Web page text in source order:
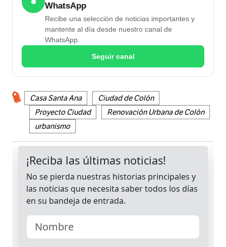
WhatsApp
Recibe una selección de noticias importantes y
mantente al día desde nuestro canal de
WhatsApp.
Seguir canal
Casa Santa Ana
Ciudad de Colón
Proyecto Ciudad
Renovación Urbana de Colón
urbanismo